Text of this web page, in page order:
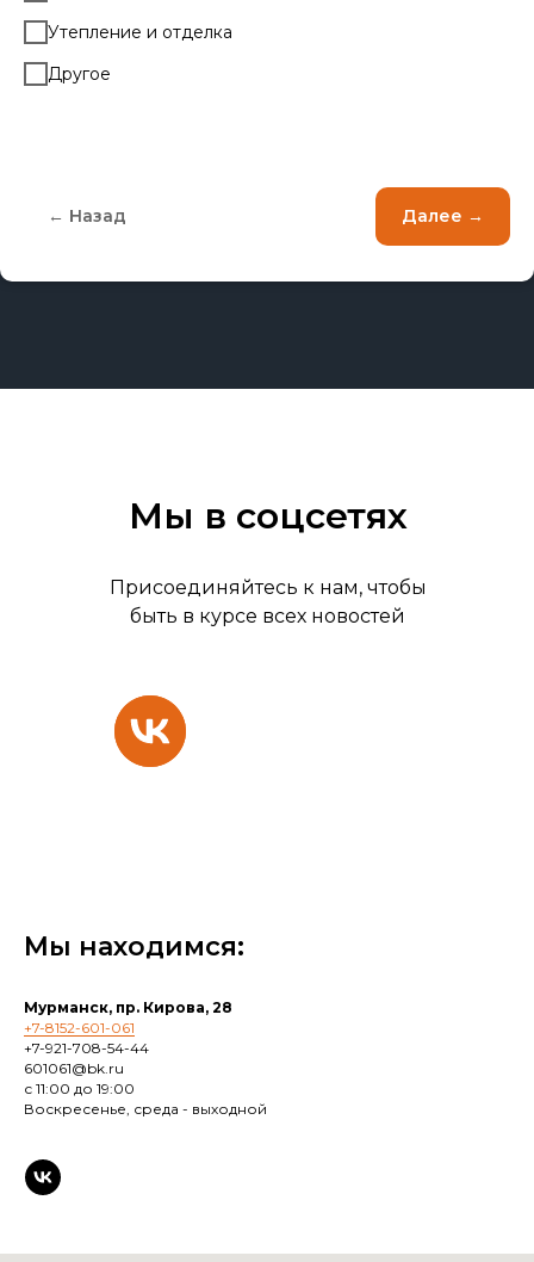
Утепление и отделка
Другое
← Назад Далее →
Присоединяйтесь к нам, чтобы
быть в курсе всех новостей
Мы в соцсетях
Мы находимся:
Мурманск, пр. Кирова, 28
+7-8152-601-061
+7-921-708-54-44
601061@bk.ru
с 11:00 до 19:00
Воскресенье, среда - выходной